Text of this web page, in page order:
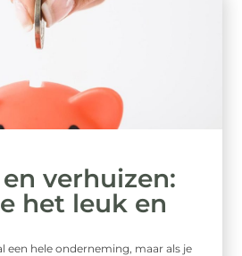
verhuizen:
het leuk en
een hele onderneming, maar als je